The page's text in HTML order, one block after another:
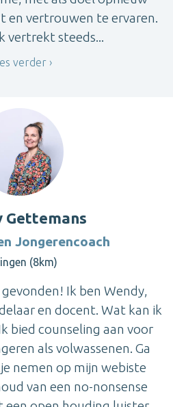
en vertrouwen te ervaren.
vertrekt steeds...
verder
Gettemans
Jongerencoach
(8km)
Ik ben Wendy,
en docent. Wat kan ik
bied counseling aan voor
als volwassenen. Ga
nemen op mijn webiste
van een no-nonsense